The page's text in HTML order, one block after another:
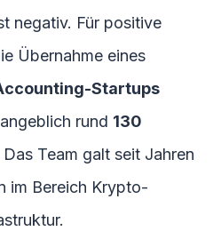
negativ. Für positive
Übernahme eines
Startups
rund 130
Das Team galt seit Jahren
im Bereich Krypto-